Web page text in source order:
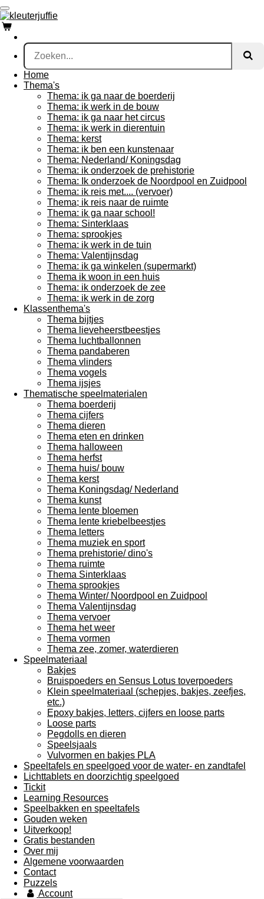
Ga
direct
naar
de
hoofdinhoud
Home
Thema's
Thema: ik ga naar de boerderij
Thema: ik werk in de bouw
Thema: ik ga naar het circus
Thema: ik werk in dierentuin
Thema: kerst
Thema: ik ben een kunstenaar
Thema: Nederland/ Koningsdag
Thema: ik onderzoek de prehistorie
Thema: Ik onderzoek de Noordpool en Zuidpool
Thema: ik reis met.... (vervoer)
Thema; ik reis naar de ruimte
Thema: ik ga naar school!
Thema: Sinterklaas
Thema: sprookjes
Thema: ik werk in de tuin
Thema: Valentijnsdag
Thema: ik ga winkelen (supermarkt)
Thema ik woon in een huis
Thema: ik onderzoek de zee
Thema: ik werk in de zorg
Klassenthema's
Thema bijtjes
Thema lieveheerstbeestjes
Thema luchtballonnen
Thema pandaberen
Thema vlinders
Thema vogels
Thema ijsjes
Thematische speelmaterialen
Thema boerderij
Thema cijfers
Thema dieren
Thema eten en drinken
Thema halloween
Thema herfst
Thema huis/ bouw
Thema kerst
Thema Koningsdag/ Nederland
Thema kunst
Thema lente bloemen
Thema lente kriebelbeestjes
Thema letters
Thema muziek en sport
Thema prehistorie/ dino's
Thema ruimte
Thema Sinterklaas
Thema sprookjes
Thema Winter/ Noordpool en Zuidpool
Thema Valentijnsdag
Thema vervoer
Thema het weer
Thema vormen
Thema zee, zomer, waterdieren
Speelmateriaal
Bakjes
Bruispoeders en Sensus Lotus toverpoeders
Klein speelmateriaal (schepjes, bakjes, zeefjes,
etc.)
Epoxy bakjes, letters, cijfers en loose parts
Loose parts
Pegdolls en dieren
Speelsjaals
Vulvormen en bakjes PLA
Speeltafels en speelgoed voor de water- en zandtafel
Lichttablets en doorzichtig speelgoed
Tickit
Learning Resources
Speelbakken en speeltafels
Gouden weken
Uitverkoop!
Gratis bestanden
Over mij
Algemene voorwaarden
Contact
Puzzels
Account